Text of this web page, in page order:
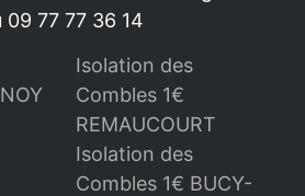
77 77 36 14
Isolation des
Combles 1€
REMAUCOURT
Isolation des
Combles 1€ BUCY-